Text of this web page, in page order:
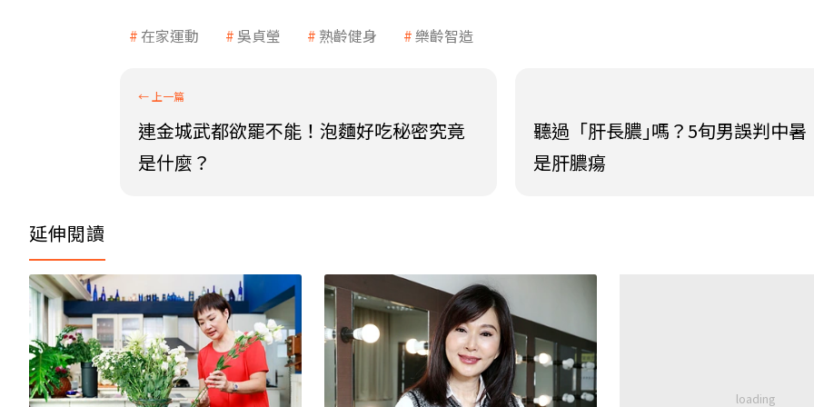
在家運動 吳貞瑩 熟齡健身 樂齡智造
連金城武都欲罷不能！泡麵好吃秘密究竟
是什麼？
聽過「肝長膿｣嗎？5旬男誤判中暑
是肝膿瘍
延伸閱讀